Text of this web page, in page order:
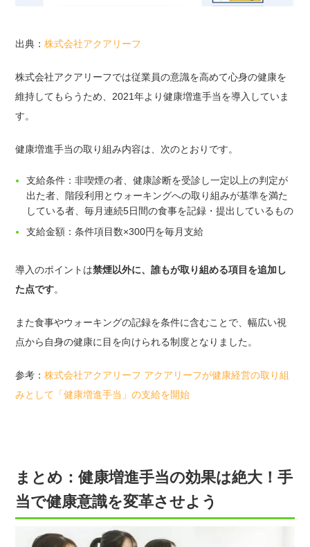
出典：株式会社アクアリーフ
株式会社アクアリーフでは従業員の意識を高めて心身の健康を
維持してもらうため、2021年より健康増進手当を導入していま
す。
健康増進手当の取り組み内容は、次のとおりです。
支給条件：非喫煙の者、健康診断を受診し一定以上の判定が
出た者、階段利用とウォーキングへの取り組みが基準を満た
している者、毎月連続5日間の食事を記録・提出しているもの
支給金額：条件項目数×300円を毎月支給
導入のポイントは禁煙以外に、誰もが取り組める項目を追加し
た点です。
また食事やウォーキングの記録を条件に含むことで、幅広い視
点から自身の健康に目を向けられる制度となりました。
参考：株式会社アクアリーフ アクアリーフが健康経営の取り組
みとして「健康増進手当」の支給を開始
まとめ：健康増進手当の効果は絶大！手
当で健康意識を変革させよう